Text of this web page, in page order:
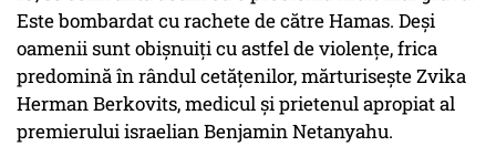
Este bombardat cu rachete de către Hamas. Deși
oamenii sunt obișnuiți cu astfel de violențe, frica
predomină în rândul cetățenilor, mărturisește Zvika
Herman Berkovits, medicul şi prietenul apropiat al
premierului israelian Benjamin Netanyahu.